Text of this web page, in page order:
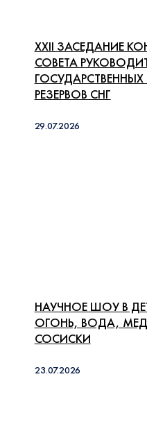
XXII ЗАСЕДАНИЕ
СОВЕТА
РЕЗЕРВОВ СНГ
29.07.2026
НАУЧНОЕ ШОУ В
ОГОНЬ, ВОДА,
СОСИСКИ
23.07.2026